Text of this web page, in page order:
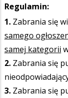
Regulamin:
1. Zabrania się
samego
samej kategorii
2. Zabrania się
3. Zabrania się